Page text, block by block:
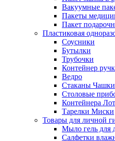
Вакуумные
Пакеты
Пакет
Пластиковая
Соусники
Бутылки
Трубочки
Контейнер
Ведро
Стаканы Чашки
Столовые
Контейнера
Тарелки Миски
Товары для личной
Мыло гель для
Салфетки